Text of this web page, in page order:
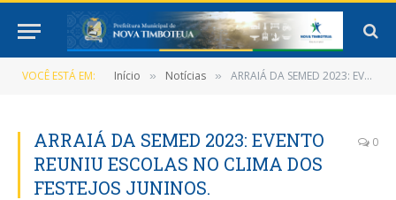
VOCÊ ESTÁ EM: Início » Notícias » ARRAIÁ DA SEMED 2023: EVENTO REUNIU ESCOLAS NO CLIMA DOS FESTEJOS JUNINOS.
ARRAIÁ DA SEMED 2023: EVENTO
REUNIU ESCOLAS NO CLIMA DOS
FESTEJOS JUNINOS.
0